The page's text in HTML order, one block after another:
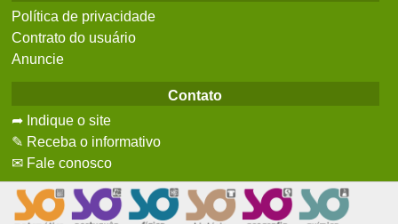
Política de privacidade
Contrato do usuário
Anuncie
Contato
➦ Indique o site
✎ Receba o informativo
✉ Fale conosco